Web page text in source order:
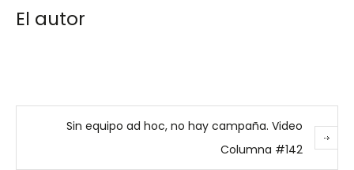
El autor
Sin equipo ad hoc, no hay campaña. Video
Columna #142